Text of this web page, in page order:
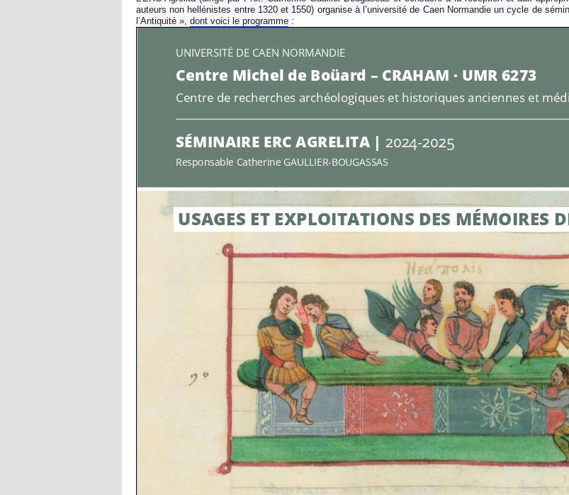
auteurs non hellénistes entre 1320 et 1550) organise à l’université de Caen Normandie un cycle de
l’Antiquité », dont voici le programme :